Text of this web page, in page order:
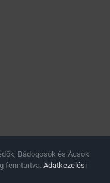
Bádogosok és Ácsok
fenntartva. Adatkezelési